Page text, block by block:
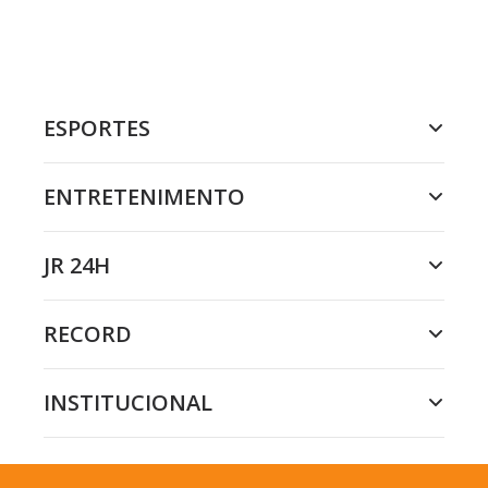
ESPORTES
ENTRETENIMENTO
JR 24H
RECORD
INSTITUCIONAL